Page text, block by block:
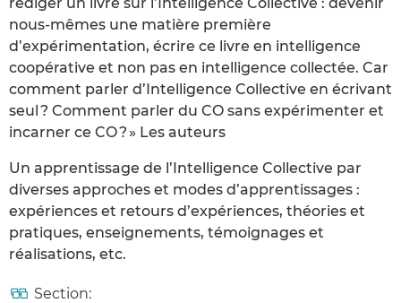
nous-mêmes une matière première
d’expérimentation, écrire ce livre en intelligence
coopérative et non pas en intelligence collectée. Car
comment parler d’Intelligence Collective en écrivant
seul ? Comment parler du CO sans expérimenter et
incarner ce CO ? » Les auteurs
Un apprentissage de l’Intelligence Collective par
diverses approches et modes d’apprentissages :
expériences et retours d’expériences, théories et
pratiques, enseignements, témoignages et
réalisations, etc.
Section: